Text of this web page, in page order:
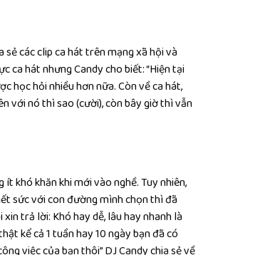
sẻ các clip ca hát trên mạng xã hội và
ca hát nhưng Candy cho biết: “Hiện tại
học hỏi nhiều hơn nữa. Còn về ca hát,
với nó thì sao (cười), còn bây giờ thì vẫn
khó khăn khi mới vào nghề. Tuy nhiên,
sức với con đường mình chọn thì đã
trả lời: Khó hay dễ, lâu hay nhanh là
kể cả 1 tuần hay 10 ngày bạn đã có
việc của bạn thôi” DJ Candy chia sẻ về